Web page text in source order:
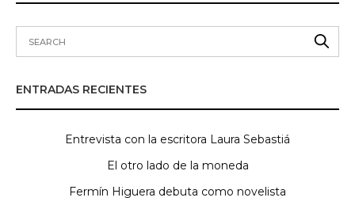
ENTRADAS RECIENTES
Entrevista con la escritora Laura Sebastiá
El otro lado de la moneda
Fermín Higuera debuta como novelista